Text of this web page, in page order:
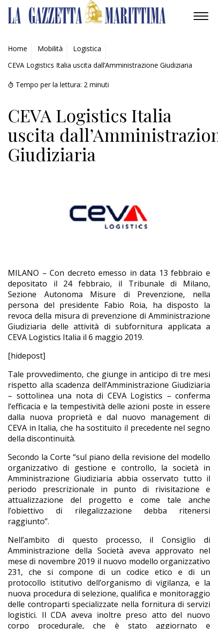
AMBIENTE
MOBILITÀ
INDUSTRIA
RICERCA
ECONOMIA
TURISMO
Home Mobilità
Logistica
CEVA Logistics Italia uscita dall’Amministrazione Giudiziaria
Tempo per la lettura: 2 minuti
CEVA Logistics Italia
uscita
Giudiziaria
MILANO – Con decreto emesso in data 13 febbraio e
depositato il 24 febbraio, il Tribunale di Milano,
Sezione Autonoma Misure di Prevenzione, nella
persona del presidente Fabio Roia, ha disposto la
revoca della misura di prevenzione di Amministrazione
Giudiziaria delle attività di subfornitura applicata a
CEVA Logistics Italia il 6 maggio 2019.
[hidepost]
Tale provvedimento, che giunge in anticipo di tre mesi
rispetto alla scadenza dell’Amministrazione Giudiziaria
– sottolinea una nota di CEVA Logistics – conferma
l’efficacia e la tempestività delle azioni poste in essere
dalla nuova proprietà e dal nuovo management di
CEVA in Italia, che ha sostituito il precedente nel segno
della discontinuità.
Secondo la Corte “sul piano della revisione del modello
organizzativo di gestione e controllo, la società in
Amministrazione Giudiziaria abbia osservato tutto il
periodo prescrizionale in punto di rivisitazione e
attualizzazione del progetto e come tale anche
l’obiettivo di rilegalizzazione debba ritenersi
raggiunto”.
Nell’ambito di questo processo, il Consiglio di
Amministrazione della Società aveva approvato nel
mese di novembre 2019 il nuovo modello organizzativo
231, che si compone di un codice etico e di un
protocollo istitutivo dell’organismo di vigilanza, e la
nuova procedura di selezione, qualifica e monitoraggio
delle controparti specializzate nella fornitura di servizi
logistici. Il CDA aveva inoltre preso atto del nuovo
corpo procedurale, che è stato aggiornato e